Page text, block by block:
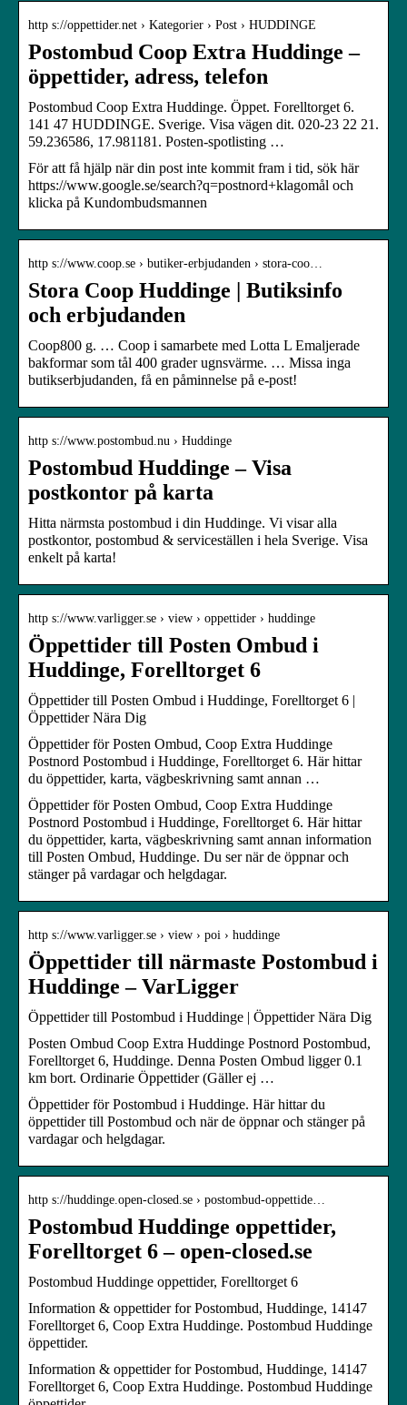
http s://oppettider.net › Kategorier › Post › HUDDINGE
Postombud Coop Extra Huddinge –
öppettider, adress, telefon
Postombud Coop Extra Huddinge. Öppet. Forelltorget 6.
141 47 HUDDINGE. Sverige. Visa vägen dit. 020-23 22 21.
59.236586, 17.981181. Posten-spotlisting …
För att få hjälp när din post inte kommit fram i tid, sök här
https://www.google.se/search?q=postnord+klagomål och
klicka på Kundombudsmannen
http s://www.coop.se › butiker-erbjudanden › stora-coo…
Stora Coop Huddinge | Butiksinfo
och erbjudanden
Coop800 g. … Coop i samarbete med Lotta L Emaljerade
bakformar som tål 400 grader ugnsvärme. … Missa inga
butikserbjudanden, få en påminnelse på e-post!
http s://www.postombud.nu › Huddinge
Postombud Huddinge – Visa
postkontor på karta
Hitta närmsta postombud i din Huddinge. Vi visar alla
postkontor, postombud & serviceställen i hela Sverige. Visa
enkelt på karta!
http s://www.varligger.se › view › oppettider › huddinge
Öppettider till Posten Ombud i
Huddinge, Forelltorget 6
Öppettider till Posten Ombud i Huddinge, Forelltorget 6 |
Öppettider Nära Dig
Öppettider för Posten Ombud, Coop Extra Huddinge
Postnord Postombud i Huddinge, Forelltorget 6. Här hittar
du öppettider, karta, vägbeskrivning samt annan …
Öppettider för Posten Ombud, Coop Extra Huddinge
Postnord Postombud i Huddinge, Forelltorget 6. Här hittar
du öppettider, karta, vägbeskrivning samt annan information
till Posten Ombud, Huddinge. Du ser när de öppnar och
stänger på vardagar och helgdagar.
http s://www.varligger.se › view › poi › huddinge
Öppettider till närmaste Postombud i
Huddinge – VarLigger
Öppettider till Postombud i Huddinge | Öppettider Nära Dig
Posten Ombud Coop Extra Huddinge Postnord Postombud,
Forelltorget 6, Huddinge. Denna Posten Ombud ligger 0.1
km bort. Ordinarie Öppettider (Gäller ej …
Öppettider för Postombud i Huddinge. Här hittar du
öppettider till Postombud och när de öppnar och stänger på
vardagar och helgdagar.
http s://huddinge.open-closed.se › postombud-oppettide…
Postombud Huddinge oppettider,
Forelltorget 6 – open-closed.se
Postombud Huddinge oppettider, Forelltorget 6
Information & oppettider for Postombud, Huddinge, 14147
Forelltorget 6, Coop Extra Huddinge. Postombud Huddinge
öppettider.
Information & oppettider for Postombud, Huddinge, 14147
Forelltorget 6, Coop Extra Huddinge. Postombud Huddinge